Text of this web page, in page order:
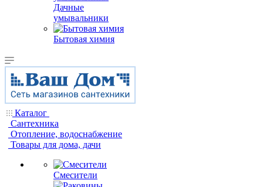
Дачные
умывальники
Бытовая химия
Каталог
Сантехника
Отопление, водоснабжение
Товары для дома, дачи
Смесители